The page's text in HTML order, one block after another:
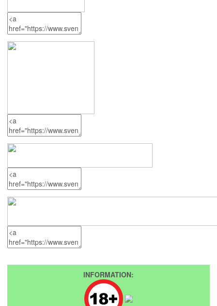
INFORMATION: